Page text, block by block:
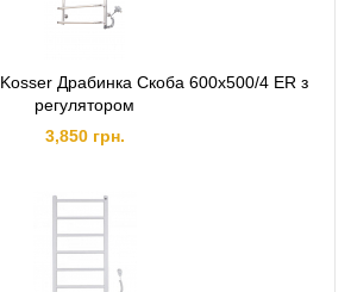
Драбинка Скоба 600х500/4 ЕR з
регулятором
3,850 грн.